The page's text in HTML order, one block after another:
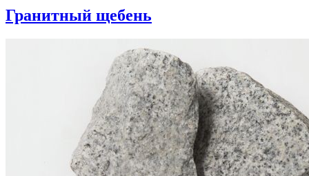
Гранитный щебень